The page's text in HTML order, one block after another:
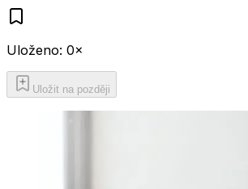
Uloženo: 0×
Uložit na později